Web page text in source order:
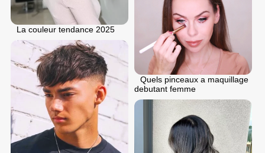
La couleur tendance 2025
Quels pinceaux a maquillage
debutant femme